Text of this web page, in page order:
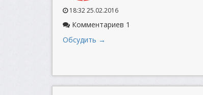
18:32 25.02.2016
Комментариев 1
Обсудить →